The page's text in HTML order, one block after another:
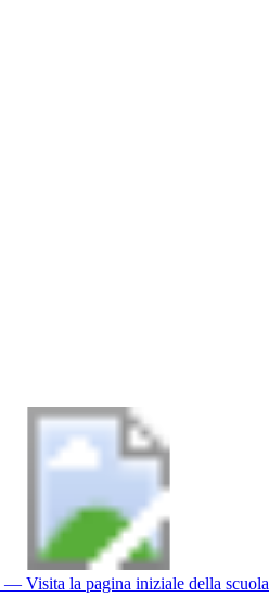
— Visita la pagina iniziale della scuola